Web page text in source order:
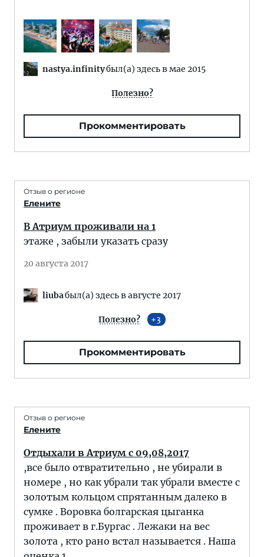
nastya.infinityбыл(а) здесь в мае 2015
Полезно?
Прокомментировать
Отзыв о регионе
Елените
В Атриум проживали на 1
этаже , забыли указать сразу
20 августа 2017
liubaбыл(а) здесь в августе 2017
Полезно? 3
Прокомментировать
Отзыв о регионе
Елените
Отдыхали в Атриум с 09,08,2017
,все было отвратительно , не убирали в
номере , но как убрали так убрали вместе с
золотым кольцом спрятанным далеко в
сумке . Воровка болгарская цыганка
проживает в г.Бургас . Лежаки на вес
золота , кто рано встал называется . Наша